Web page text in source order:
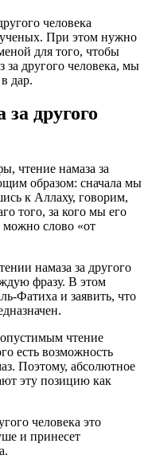
человека
При этом нужно
для того, чтобы
за другого человека, мы
дар.
другого
чтение намаза за
образом: сначала мы
к Аллаху, говорим,
того, за кого мы его
можно слово «от
намаза за другого
фразу. В этом
Фатиха и заявить, что
чтение
есть возможность
Поэтому, абсолютное
эту позицию как
человека это
и принесет